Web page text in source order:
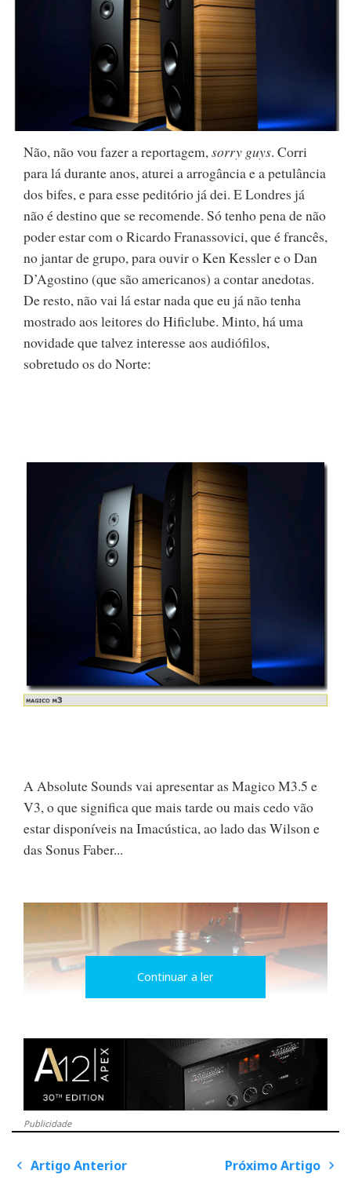
Não, não vou fazer a reportagem,sorry guys. Corri
para lá durante anos, aturei a arrogância e a petulância
dos bifes, e para esse peditório já dei. E Londres já
não é destino que se recomende. Só tenho pena de não
poder estar com o Ricardo Franassovici, que é francês,
no jantar de grupo, para ouvir o Ken Kessler e o Dan
D’Agostino (que são americanos) a contar anedotas.
De resto, não vai lá estar nada que eu já não tenha
mostrado aos leitores do Hificlube. Minto, há uma
novidade que talvez interesse aos audiófilos,
sobretudo os do Norte:
A Absolute Sounds vai apresentar as Magico M3.5 e
V3, o que significa que mais tarde ou mais cedo vão
estar disponíveis na Imacústica, ao lado das Wilson e
das Sonus Faber...
E também o famoso gira-discos Continuum Caliburn.
Continuar a ler
Publicidade
P
Artigo Anterior Próximo Artigo